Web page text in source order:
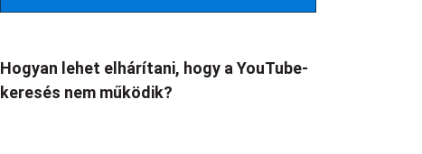
Hogyan lehet elhárítani, hogy a YouTube-
keresés nem működik?